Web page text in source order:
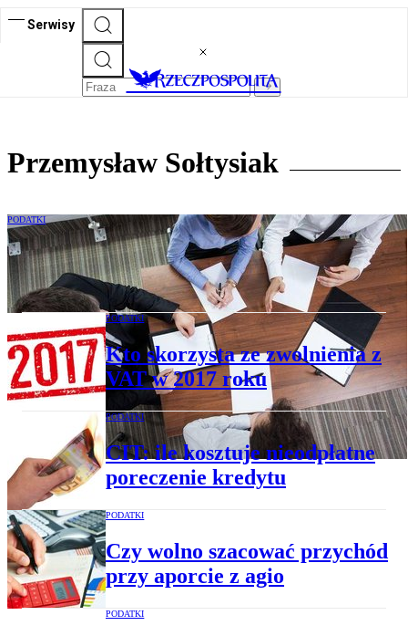
Serwisy
Przemysław Sołtysiak
PODATKI
CIT: kiedy wypłata dywidendy spółce
zagranicznej bez daniny
PODATKI
Kto skorzysta ze zwolnienia z
VAT w 2017 roku
PODATKI
CIT: ile kosztuje nieodpłatne
poreczenie kredytu
PODATKI
Czy wolno szacować przychód
przy aporcie z agio
PODATKI